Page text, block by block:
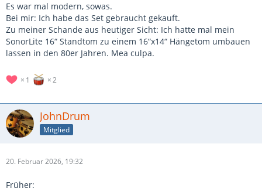
Es war mal modern, sowas.
Bei mir: Ich habe das Set gebraucht gekauft.
Zu meiner Schande aus heutiger Sicht: Ich hatte mal mein
SonorLite 16“ Standtom zu einem 16“x14“ Hängetom umbauen
lassen in den 80er Jahren. Mea culpa.
1 2
JohnDrum
Mitglied
20. Februar 2026, 19:32
Früher: